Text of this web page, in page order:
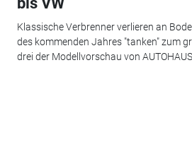
Klassische Verbrenner verlieren an
des kommenden Jahres "tanken" zum
drei der Modellvorschau von AUTOHAUS.